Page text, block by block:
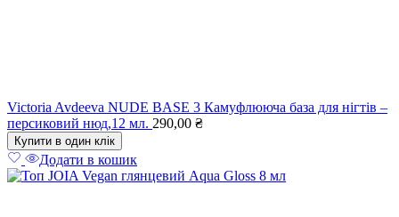
Victoria Avdeeva NUDE BASE 3 Камуфлююча база для нігтів –
персиковий нюд,12 мл. 290,00 ₴
Купити в один клік
Додати в кошик